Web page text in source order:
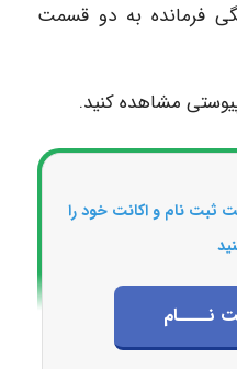
فرمانده به دو قسمت
مشاهده کنید.
ثبت نام و اکانت خود را
نــــام